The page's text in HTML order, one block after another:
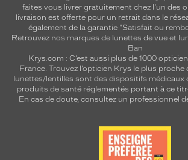
faites vous livrer gratuitement chez l'un des
livraison est offerte pour un retrait dans le
également de la garantie "Satisfait ou
Retrouvez nos marques de lunettes de vue et
Ban
Krys.com : C’est aussi plus de 1000
France. Trouvez l’opticien Krys le plus proche
lunettes/lentilles sont des dispositifs médicaux
produits de santé réglementés portant à ce
En cas de doute, consultez un professionnel